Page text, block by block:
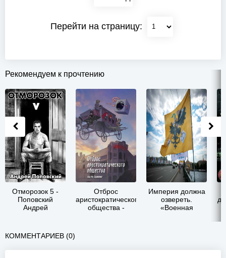
Перейти на страницу:
Рекомендуем к прочтению
Отморозок 5 -
Поповский
Андрей
Отброс
аристократического
общества -
Империя должна
озвереть.
«Военная
КОММЕНТАРИЕВ (0)